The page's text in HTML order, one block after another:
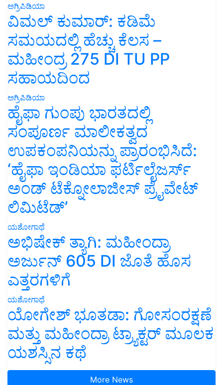
ಅಗ್ರಿಪಿಡಿಯಾ
ವಿಮಲ್ ಕುಮಾರ್: ಕಡಿಮೆ
ಸಮಯದಲ್ಲಿ ಹೆಚ್ಚು ಕೆಲಸ –
ಮಹೀಂದ್ರ 275 DI TU PP
ಸಹಾಯದಿಂದ
ಅಗ್ರಿಪಿಡಿಯಾ
ಹೈಫಾ ಗುಂಪು ಭಾರತದಲ್ಲಿ
ಸಂಪೂರ್ಣ ಮಾಲೀಕತ್ವದ
ಉಪಕಂಪನಿಯನ್ನು ಪ್ರಾರಂಭಿಸಿದೆ:
‘ಹೈಫಾ ಇಂಡಿಯಾ ಫರ್ಟಿಲೈಜರ್ಸ್
ಅಂಡ್ ಟೆಕ್ನೋಲಾಜೀಸ್ ಪ್ರೈವೇಟ್
ಲಿಮಿಟೆಡ್’
ಯಶೋಗಾಥೆ
ಅಭಿಷೇಕ್ ತ್ಯಾಗಿ: ಮಹೀಂದ್ರಾ
ಅರ್ಜುನ್ 605 DI ಜೊತೆ ಹೊಸ
ಎತ್ತರಗಳಿಗೆ
ಯಶೋಗಾಥೆ
ಯೋಗೇಶ್ ಭೂತಡಾ: ಗೋಸಂರಕ್ಷಣೆ
ಮತ್ತು ಮಹೀಂದ್ರಾ ಟ್ರ್ಯಾಕ್ಟರ್ ಮೂಲಕ
ಯಶಸ್ಸಿನ ಕಥೆ
More News